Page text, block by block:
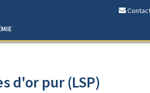
d'or pur (LSP)